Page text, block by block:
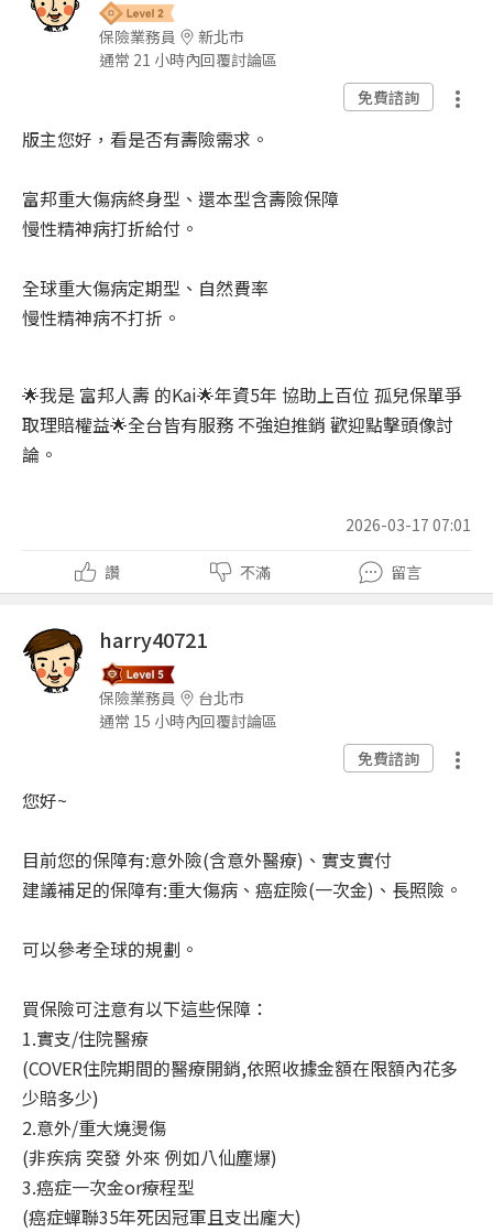
保險業務員
新北市
通常 21 小時內回覆討論區
免費諮詢
版主您好，看是否有壽險需求。
富邦重大傷病終身型、還本型含壽險保障
慢性精神病打折給付。
全球重大傷病定期型、自然費率
慢性精神病不打折。
🌟我是 富邦人壽 的Kai🌟年資5年 協助上百位 孤兒保單爭
取理賠權益🌟全台皆有服務 不強迫推銷 歡迎點擊頭像討
論。
2026-03-17 07:01
讚 不滿 留言
harry40721
保險業務員
台北市
通常 15 小時內回覆討論區
免費諮詢
您好~
目前您的保障有:意外險(含意外醫療)、實支實付
建議補足的保障有:重大傷病、癌症險(一次金)、長照險。
可以參考全球的規劃。
買保險可注意有以下這些保障：
1.實支/住院醫療
(COVER住院期間的醫療開銷,依照收據金額在限額內花多
少賠多少)
2.意外/重大燒燙傷
(非疾病 突發 外來 例如八仙塵爆)
3.癌症一次金or療程型
(癌症蟬聯35年死因冠軍且支出龐大)